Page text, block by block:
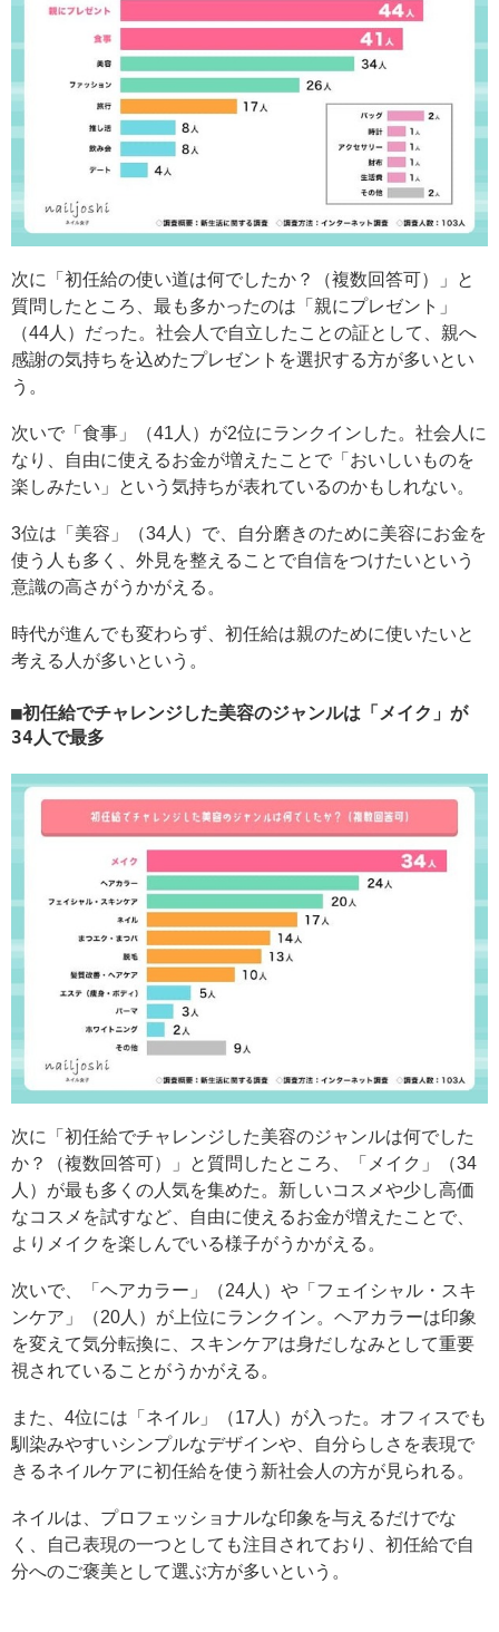
次に「初任給の使い道は何でしたか？（複数回答可）」と
質問したところ、最も多かったのは「親にプレゼント」
（44人）だった。社会人で自立したことの証として、親へ
感謝の気持ちを込めたプレゼントを選択する方が多いとい
う。
次いで「食事」（41人）が2位にランクインした。社会人に
なり、自由に使えるお金が増えたことで「おいしいものを
楽しみたい」という気持ちが表れているのかもしれない。
3位は「美容」（34人）で、自分磨きのために美容にお金を
使う人も多く、外見を整えることで自信をつけたいという
意識の高さがうかがえる。
時代が進んでも変わらず、初任給は親のために使いたいと
考える人が多いという。
初任給でチャレンジした美容のジャンルは「メイク」が
34人で最多
次に「初任給でチャレンジした美容のジャンルは何でした
か？（複数回答可）」と質問したところ、「メイク」（34
人）が最も多くの人気を集めた。新しいコスメや少し高価
なコスメを試すなど、自由に使えるお金が増えたことで、
よりメイクを楽しんでいる様子がうかがえる。
次いで、「ヘアカラー」（24人）や「フェイシャル・スキ
ンケア」（20人）が上位にランクイン。ヘアカラーは印象
を変えて気分転換に、スキンケアは身だしなみとして重要
視されていることがうかがえる。
また、4位には「ネイル」（17人）が入った。オフィスでも
馴染みやすいシンプルなデザインや、自分らしさを表現で
きるネイルケアに初任給を使う新社会人の方が見られる。
ネイルは、プロフェッショナルな印象を与えるだけでな
く、自己表現の一つとしても注目されており、初任給で自
分へのご褒美として選ぶ方が多いという。